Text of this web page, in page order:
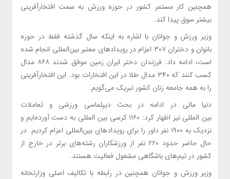
همچنین کار مستمر کشور در حوزه ورزش به سمت افتخارآفرینی
بیشتر سوق پیدا کند.
وزیر ورزش و جوانان با اشاره به اینکه سال گذشته فقط در حوزه
بانوان و دختران ۳۰۷ اعزام در رویدادهای معتبر بین‌المللی انجام شده
است، ادامه داد: فرزندان دختر ایران زمین موفق شدند ۸۶۸ مدال
کسب کنند که ۳۴۰ مدال طلا در این افتخارات بود. این افتخارآفرینی
را به همه جامعه زنان کشور تبریک می‌گویم.
دنیا مالی در ادامه در بحث دیپلماسی ورزشی و تعاملات
بین المللی نیز اظهار کرد: ۱۱۶۰ کرسی بین المللی به دست آورده‌ایم و
نزدیک به ۱۹۰۰ نفر داور را برای رویدادهای بین‌المللی اعزام کردیم. در
حال حاضر حدود ۲۲۰ نفر از ورزشکاران رشته‌های برتر در خارج از
کشور در تیم‌های باشگاهی مشغول فعالیت هستند.
وزیر ورزش و جوانان همچنین در رابطه با تکالیف اصلی وزارتخانه